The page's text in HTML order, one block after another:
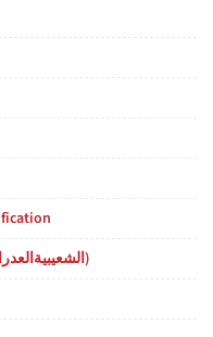
Chaibia Past Half Century of Career (الشعيبيةالعدراوي)